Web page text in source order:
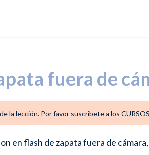
fuera de
la lección. Por favor suscribete a los
en flash de zapata fuera de cámara,